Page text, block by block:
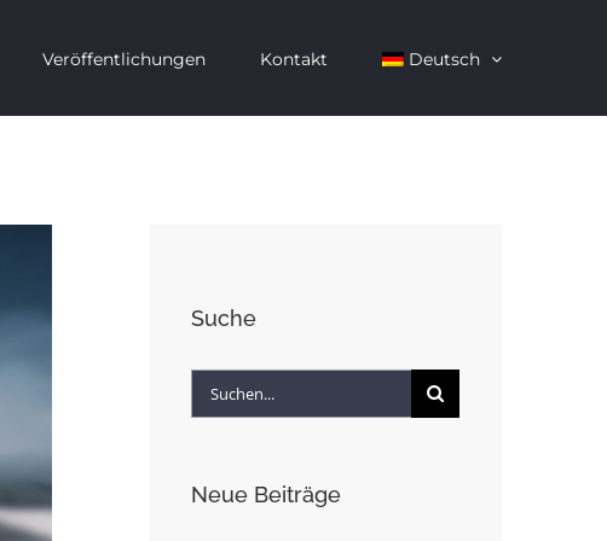
Veröffentlichungen Kontakt Deutsch
Suche
Suche
Neue Beiträge